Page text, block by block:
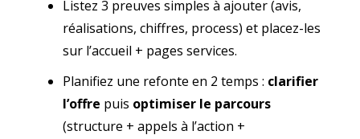
Listez 3 preuves simples à ajouter (avis,
réalisations, chiffres, process) et placez-les
sur l’accueil + pages services.
Planifiez une refonte en 2 temps : clarifier
l’offre puis optimiser le parcours
(structure + appels à l’action +